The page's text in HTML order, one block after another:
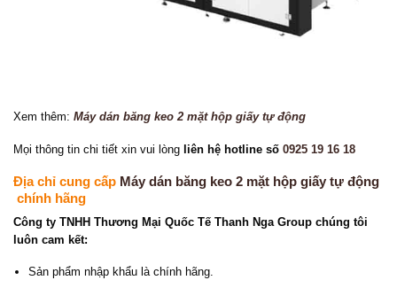
Xem thêm: Máy dán băng keo 2 mặt hộp giấy tự động
Mọi thông tin chi tiết xin vui lòng liên hệ hotline số 0925 19 16 18
Địa chỉ cung cấp Máy dán băng keo 2 mặt hộp giấy tự động
chính hãng
Công ty TNHH Thương Mại Quốc Tế Thanh Nga Group chúng tôi
luôn cam kết:
Sản phẩm nhập khẩu là chính hãng.